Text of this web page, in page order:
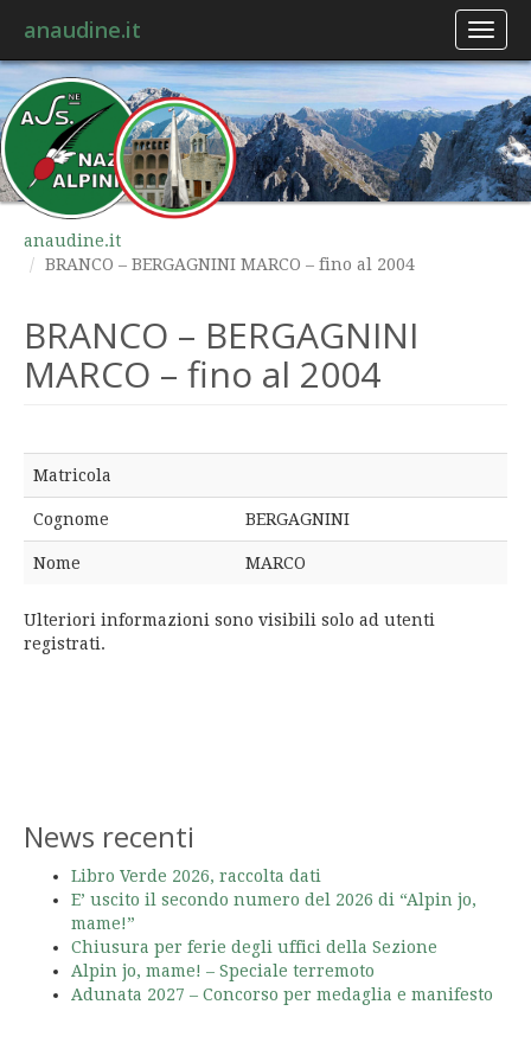
anaudine.it
anaudine.it
BRANCO – BERGAGNINI MARCO – fino al 2004
BRANCO – BERGAGNINI
MARCO – fino al 2004
Matricola
Cognome BERGAGNINI
Nome MARCO
Ulteriori informazioni sono visibili solo ad utenti
registrati.
News recenti
Libro Verde 2026, raccolta dati
E’ uscito il secondo numero del 2026 di “Alpin jo,
mame!”
Chiusura per ferie degli uffici della Sezione
Alpin jo, mame! – Speciale terremoto
Adunata 2027 – Concorso per medaglia e manifesto